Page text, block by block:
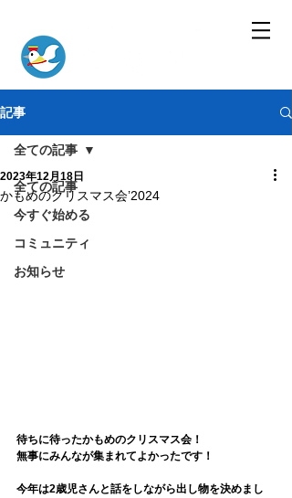
記事
全ての記事
今すぐ始める
コミュニティ
お知らせ
全ての記事
かもめのクリスマス会’2024
2023年12月18日
待ちに待ったかもめのクリスマス会！
無事にみんなが集まれてよかったです！
今年は2歳児さんと話をしながら出し物を決めまし